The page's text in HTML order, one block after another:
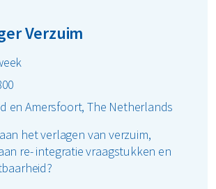
Verzuim
en Amersfoort, The Netherlands
het verlagen van verzuim,
re- integratie vraagstukken en